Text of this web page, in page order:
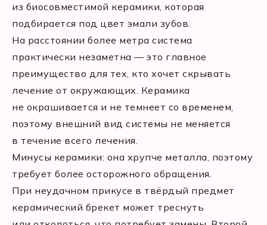
из биосовместимой керамики, которая
подбирается под цвет эмали зубов.
На расстоянии более метра система
практически незаметна — это главное
преимущество для тех, кто хочет скрывать
лечение от окружающих. Керамика
не окрашивается и не темнеет со временем,
поэтому внешний вид системы не меняется
в течение всего лечения.
Минусы керамики: она хрупче металла, поэтому
требует более осторожного обращения.
При неудачном прикусе в твёрдый предмет
керамический брекет может треснуть